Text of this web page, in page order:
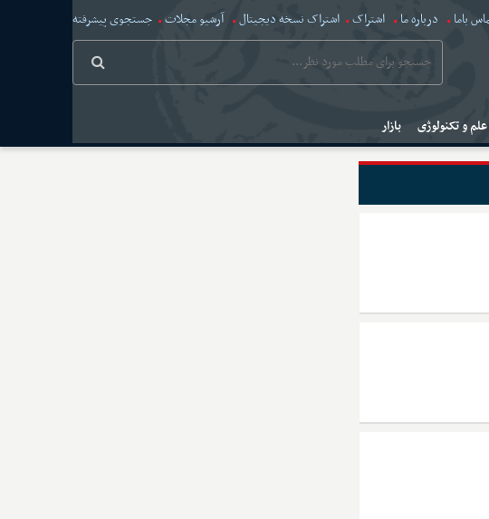
باما درباره ما اشتراک اشتراک نسخه دیجیتال آرشیو مجلات جستجوی پیشرفته
علم و تکنولوژی بازار